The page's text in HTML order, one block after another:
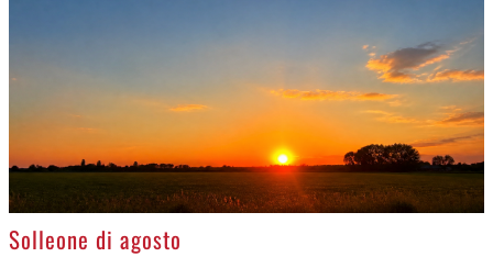
>
Solleone di agosto